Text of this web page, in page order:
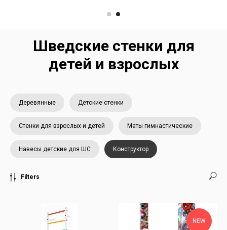
Шведские стенки для
детей и взрослых
Деревянные Детские стенки
Стенки для взрослых и детей Маты гимнастические
Навесы детские для ШС Конструктор
Filters
NEW